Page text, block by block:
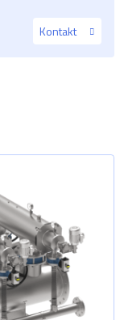
Kontakt